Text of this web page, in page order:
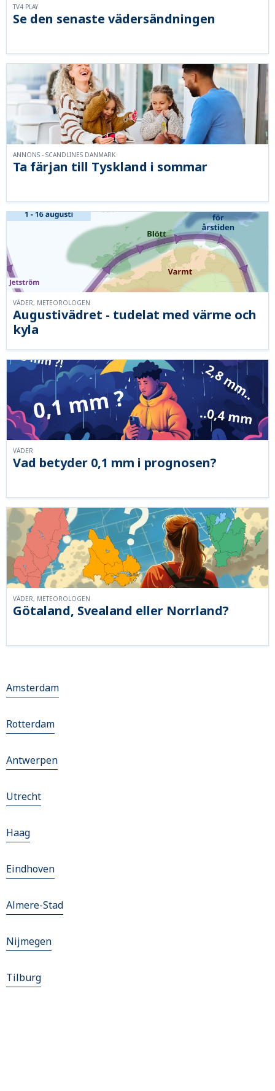
Se den senaste vädersändningen
TV4 PLAY
Ta färjan till Tyskland i sommar
ANNONS - SCANDLINES DANMARK
Augustivädret - tudelat med värme och
kyla
VÄDER, METEOROLOGEN
Vad betyder 0,1 mm i prognosen?
VÄDER
Götaland, Svealand eller Norrland?
VÄDER, METEOROLOGEN
Amsterdam
Rotterdam
Antwerpen
Utrecht
Haag
Eindhoven
Almere-Stad
Nijmegen
Tilburg